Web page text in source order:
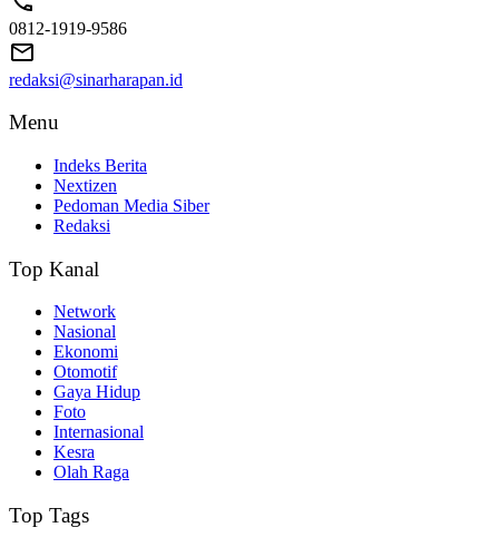
0812-1919-9586
redaksi@sinarharapan.id
Menu
Indeks Berita
Nextizen
Pedoman Media Siber
Redaksi
Top Kanal
Network
Nasional
Ekonomi
Otomotif
Gaya Hidup
Foto
Internasional
Kesra
Olah Raga
Top Tags